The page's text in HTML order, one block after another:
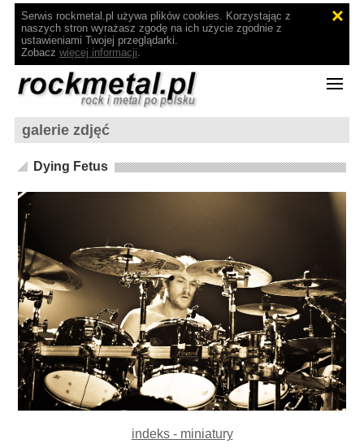
Serwis rockmetal.pl używa plików cookies. Korzystając z
naszych stron wyrażasz zgodę na ich użycie zgodnie z
ustawieniami Twojej przeglądarki.
Zobacz więcej informacji.
galerie zdjęć
Dying Fetus
indeks - miniatury